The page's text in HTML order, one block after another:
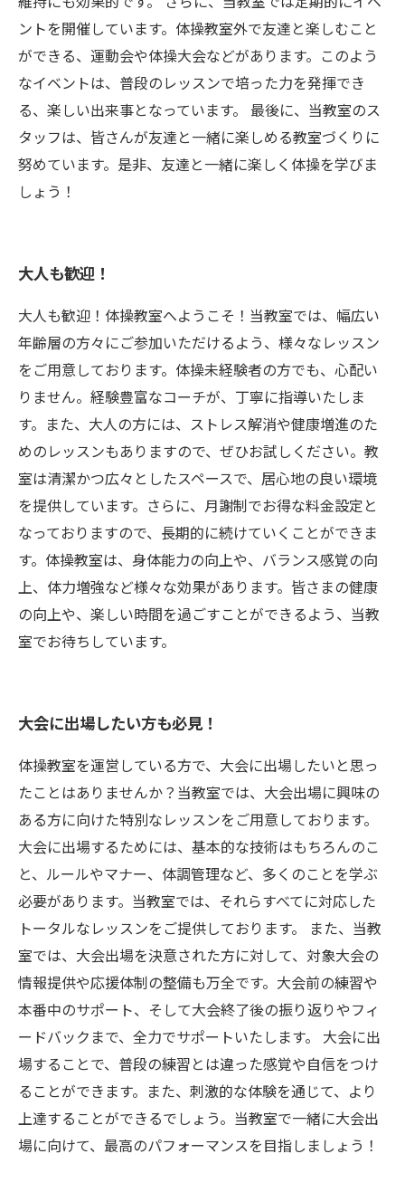
ントを開催しています。体操教室外で友達と楽しむこと
ができる、運動会や体操大会などがあります。このよう
なイベントは、普段のレッスンで培った力を発揮でき
る、楽しい出来事となっています。 最後に、当教室のス
タッフは、皆さんが友達と一緒に楽しめる教室づくりに
努めています。是非、友達と一緒に楽しく体操を学びま
しょう！
大人も歓迎！
大人も歓迎！体操教室へようこそ！当教室では、幅広い
年齢層の方々にご参加いただけるよう、様々なレッスン
をご用意しております。体操未経験者の方でも、心配い
りません。経験豊富なコーチが、丁寧に指導いたしま
す。また、大人の方には、ストレス解消や健康増進のた
めのレッスンもありますので、ぜひお試しください。教
室は清潔かつ広々としたスペースで、居心地の良い環境
を提供しています。さらに、月謝制でお得な料金設定と
なっておりますので、長期的に続けていくことができま
す。体操教室は、身体能力の向上や、バランス感覚の向
上、体力増強など様々な効果があります。皆さまの健康
の向上や、楽しい時間を過ごすことができるよう、当教
室でお待ちしています。
大会に出場したい方も必見！
体操教室を運営している方で、大会に出場したいと思っ
たことはありませんか？当教室では、大会出場に興味の
ある方に向けた特別なレッスンをご用意しております。
大会に出場するためには、基本的な技術はもちろんのこ
と、ルールやマナー、体調管理など、多くのことを学ぶ
必要があります。当教室では、それらすべてに対応した
トータルなレッスンをご提供しております。 また、当教
室では、大会出場を決意された方に対して、対象大会の
情報提供や応援体制の整備も万全です。大会前の練習や
本番中のサポート、そして大会終了後の振り返りやフィ
ードバックまで、全力でサポートいたします。 大会に出
場することで、普段の練習とは違った感覚や自信をつけ
ることができます。また、刺激的な体験を通じて、より
上達することができるでしょう。当教室で一緒に大会出
場に向けて、最高のパフォーマンスを目指しましょう！